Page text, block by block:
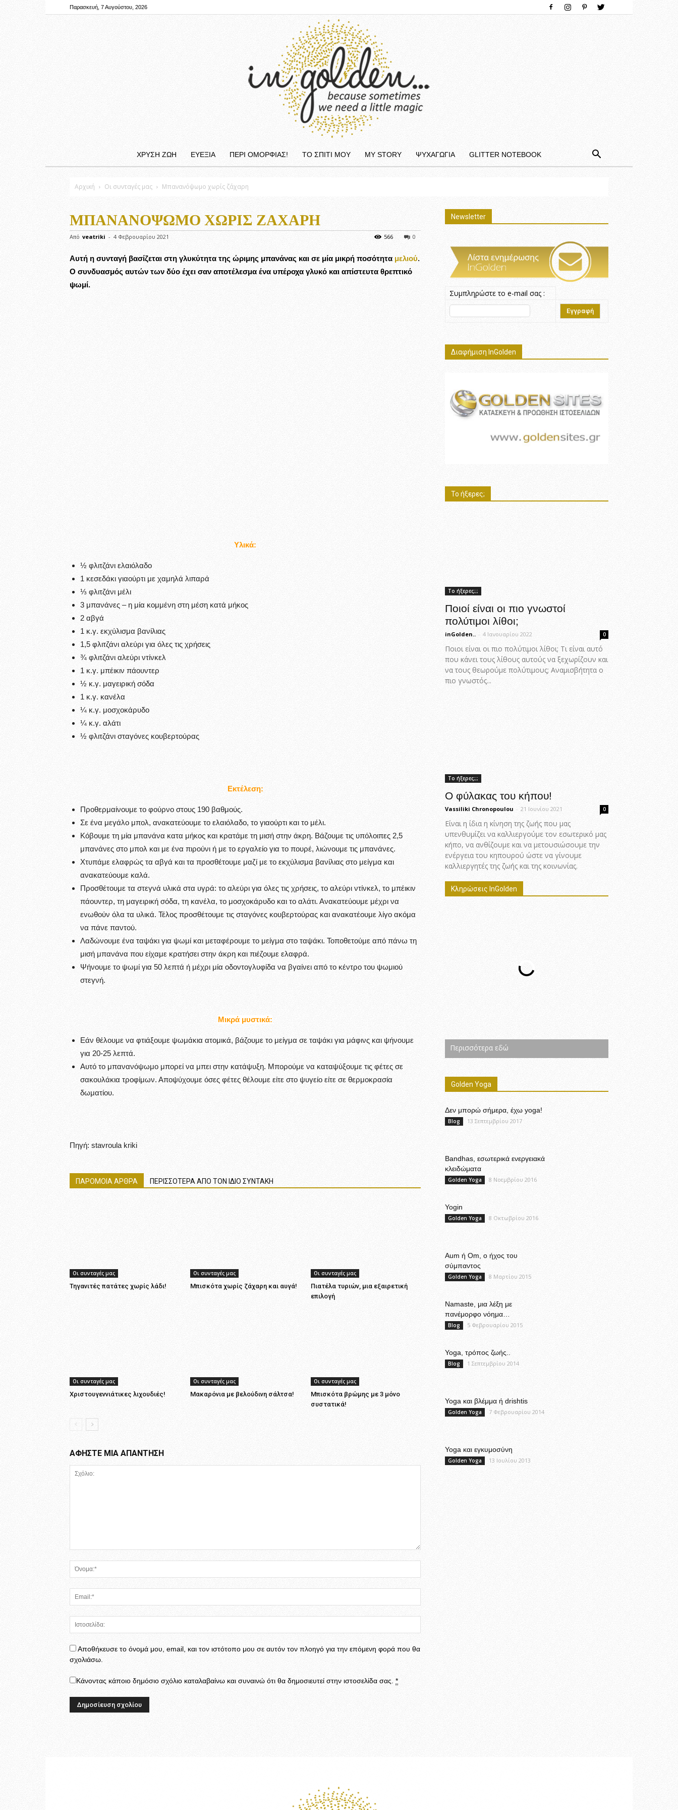
Παρασκευή, 7 Αυγούστου, 2026
ΧΡΥΣΗ ΖΩΗ ΕΥΕΞΙΑ ΠΕΡΙ ΟΜΟΡΦΙΆΣ! ΤΟ ΣΠΙΤΙ ΜΟΥ MY STORY ΨΥΧΑΓΩΓΙΑ GLITTER NOTEBOOK
Αρχική Οι συνταγές μας Μπανανόψωμο χωρίς ζάχαρη
ΜΠΑΝΑΝΌΨΩΜΟ ΧΩΡΊΣ ΖΆΧΑΡΗ
Από veatriki - 4 Φεβρουαρίου 2021 0
566
Αυτή η συνταγή βασίζεται στη γλυκύτητα της ώριμης μπανάνας και σε μία μικρή ποσότητα μελιού.
Ο συνδυασμός αυτών των δύο έχει σαν αποτέλεσμα ένα υπέροχα γλυκό και απίστευτα θρεπτικό
ψωμί.
Υλικά:
½ φλιτζάνι ελαιόλαδο
1 κεσεδάκι γιαούρτι με χαμηλά λιπαρά
⅓ φλιτζάνι μέλι
3 μπανάνες – η μία κομμένη στη μέση κατά μήκος
2 αβγά
1 κ.γ. εκχύλισμα βανίλιας
1,5 φλιτζάνι αλεύρι για όλες τις χρήσεις
¾ φλιτζάνι αλεύρι ντίνκελ
1 κ.γ. μπέικιν πάουντερ
½ κ.γ. μαγειρική σόδα
1 κ.γ. κανέλα
¼ κ.γ. μοσχοκάρυδο
¼ κ.γ. αλάτι
½ φλιτζάνι σταγόνες κουβερτούρας
Εκτέλεση:
Προθερμαίνουμε το φούρνο στους 190 βαθμούς.
Σε ένα μεγάλο μπολ, ανακατεύουμε το ελαιόλαδο, το γιαούρτι και το μέλι.
Κόβουμε τη μία μπανάνα κατα μήκος και κρατάμε τη μισή στην άκρη. Βάζουμε τις υπόλοιπες 2,5
μπανάνες στο μπολ και με ένα πιρούνι ή με το εργαλείο για το πουρέ, λιώνουμε τις μπανάνες.
Χτυπάμε ελαφρώς τα αβγά και τα προσθέτουμε μαζί με το εκχύλισμα βανίλιας στο μείγμα και
ανακατεύουμε καλά.
Προσθέτουμε τα στεγνά υλικά στα υγρά: το αλεύρι για όλες τις χρήσεις, το αλεύρι ντίνκελ, το μπέικιν
πάουντερ, τη μαγειρική σόδα, τη κανέλα, το μοσχοκάρυδο και το αλάτι. Ανακατεύουμε μέχρι να
ενωθούν όλα τα υλικά. Τέλος προσθέτουμε τις σταγόνες κουβερτούρας και ανακατέουμε λίγο ακόμα
να πάνε παντού.
Λαδώνουμε ένα ταψάκι για ψωμί και μεταφέρουμε το μείγμα στο ταψάκι. Τοποθετούμε από πάνω τη
μισή μπανάνα που είχαμε κρατήσει στην άκρη και πιέζουμε ελαφρά.
Ψήνουμε το ψωμί για 50 λεπτά ή μέχρι μία οδοντογλυφίδα να βγαίνει από το κέντρο του ψωμιού
στεγνή.
Μικρά μυστικά:
Εάν θέλουμε να φτιάξουμε ψωμάκια ατομικά, βάζουμε το μείγμα σε ταψάκι για μάφινς και ψήνουμε
για 20-25 λεπτά.
Αυτό το μπανανόψωμο μπορεί να μπει στην κατάψυξη. Μπορούμε να καταψύξουμε τις φέτες σε
σακουλάκια τροφίμων. Αποψύχουμε όσες φέτες θέλουμε είτε στο ψυγείο είτε σε θερμοκρασία
δωματίου.
Πηγή: stavroula kriki
ΠΑΡΟΜΟΙΑ ΑΡΘΡΑ ΠΕΡΙΣΣΟΤΕΡΑ ΑΠΟ ΤΟΝ ΙΔΙΟ ΣΥΝΤΑΚΗ
Οι συνταγές μας
Τηγανιτές πατάτες χωρίς λάδι!
Οι συνταγές μας
Μπισκότα χωρίς ζάχαρη και αυγά!
Οι συνταγές μας
Πιατέλα τυριών, μια εξαιρετική
επιλογή
Οι συνταγές μας
Χριστουγεννιάτικες λιχουδιές!
Οι συνταγές μας
Μακαρόνια με βελούδινη σάλτσα!
Οι συνταγές μας
Μπισκότα βρώμης με 3 μόνο
συστατικά!
ΑΦΗΣΤΕ ΜΙΑ ΑΠΑΝΤΗΣΗ
Αποθήκευσε το όνομά μου, email, και τον ιστότοπο μου σε αυτόν τον πλοηγό για την επόμενη φορά που θα
σχολιάσω.
Κάνοντας κάποιο δημόσιο σχόλιο καταλαβαίνω και συναινώ ότι θα δημοσιευτεί στην ιστοσελίδα σας. *
Newsletter
Συμπληρώστε το e-mail σας :
Διαφήμιση InGolden
Το ήξερες;
Το ήξερες;;;
Ποιοί είναι οι πιο γνωστοί
πολύτιμοι λίθοι;
inGolden.. - 4 Ιανουαρίου 2022 0
Ποιοι είναι οι πιο πολύτιμοι λίθοι; Τι είναι αυτό
που κάνει τους λίθους αυτούς να ξεχωρίζουν και
να τους θεωρούμε πολύτιμους; Αναμισβήτητα ο
πιο γνωστός...
Το ήξερες;;;
Ο φύλακας του κήπου!
Vassiliki Chronopoulou - 21 Ιουνίου 2021 0
Είναι η ίδια η κίνηση της ζωής που μας
υπενθυμίζει να καλλιεργούμε τον εσωτερικό μας
κήπο, να ανθίζουμε και να μετουσιώσουμε την
ενέργεια του κηπουρού ώστε να γίνουμε
καλλιεργητές της ζωής και της κοινωνίας.
Κληρώσεις InGolden
Περισσότερα εδώ
Golden Yoga
Δεν μπορώ σήμερα, έχω yoga!
Blog 13 Σεπτεμβρίου 2017
Bandhas, εσωτερικά ενεργειακά
κλειδώματα
Golden Yoga 8 Νοεμβρίου 2016
Yogin
Golden Yoga 8 Οκτωβρίου 2016
Aum ή Om, ο ήχος του
σύμπαντος
Golden Yoga 8 Μαρτίου 2015
Namaste, μια λέξη με
πανέμορφο νόημα…
Blog 5 Φεβρουαρίου 2015
Yoga, τρόπος ζωής..
Blog 1 Σεπτεμβρίου 2014
Yoga και βλέμμα ή drishtis
Golden Yoga 7 Φεβρουαρίου 2014
Yoga και εγκυμοσύνη
Golden Yoga 13 Ιουλίου 2013